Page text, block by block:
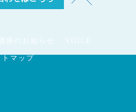
講座のお知らせ VOICE
トマップ